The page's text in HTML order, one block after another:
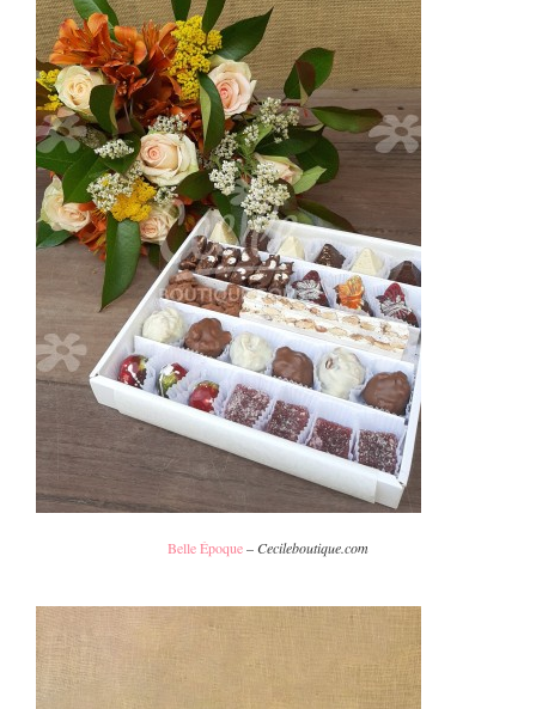
Belle Époque–Cecileboutique.com